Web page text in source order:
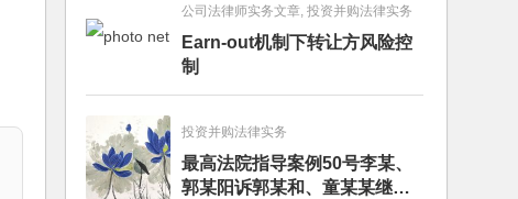
公司法律师实务文章, 投资并购法律实务
Earn-out机制下转让方风险控
制
投资并购法律实务
最高法院指导案例50号李某、
郭某阳诉郭某和、童某某继承